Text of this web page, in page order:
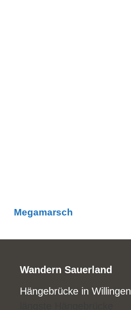
Megamarsch
Wandern Sauerland
Hängebrücke in Willingen